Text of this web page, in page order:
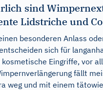
sind
Lidstriche und Co
besonderen Anlass
sich für
Eingriffe, vor
fällt
weg und mit einem